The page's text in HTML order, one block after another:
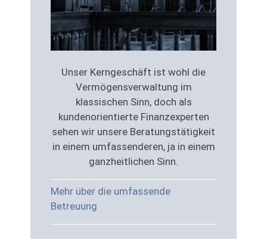
Unser Kerngeschäft ist wohl die
Vermögensverwaltung im
klassischen Sinn, doch als
kundenorientierte Finanzexperten
sehen wir unsere Beratungstätigkeit
in einem umfassenderen, ja in einem
ganzheitlichen Sinn.
Mehr über die umfassende
Betreuung